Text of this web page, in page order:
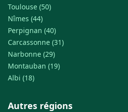
Toulouse (50)
Nîmes (44)
Perpignan (40)
Carcassonne (31)
Narbonne (29)
Montauban (19)
Albi (18)
Autres régions